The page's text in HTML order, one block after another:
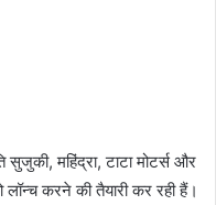
सुजुकी, महिंद्रा, टाटा मोटर्स और
करने की तैयारी कर रही हैं।